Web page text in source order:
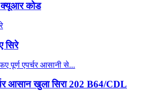
क्यूआर कोड
सिरे
आसान खुला सिरा 202 B64/CDL